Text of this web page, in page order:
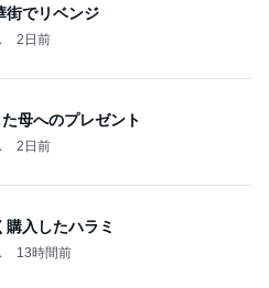
街でリベンジ
2日前
母へのプレゼント
2日前
入したハラミ
13時間前